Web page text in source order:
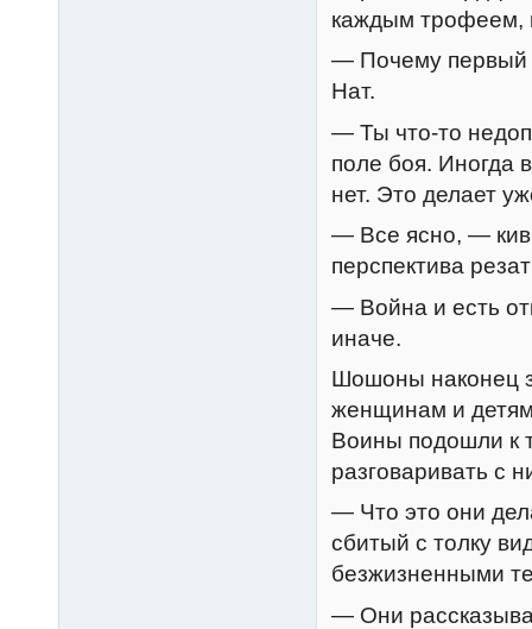
каждым трофеем,
— Почему первый
Нат.
— Ты что-то
поле боя. Иногда
нет. Это делает
— Все ясно, —
перспектива
— Война и есть
иначе.
Шошоны наконец
женщинам и
Воины подошли к
разговаривать с
— Что это они
сбитый с толку
безжизненными
— Они